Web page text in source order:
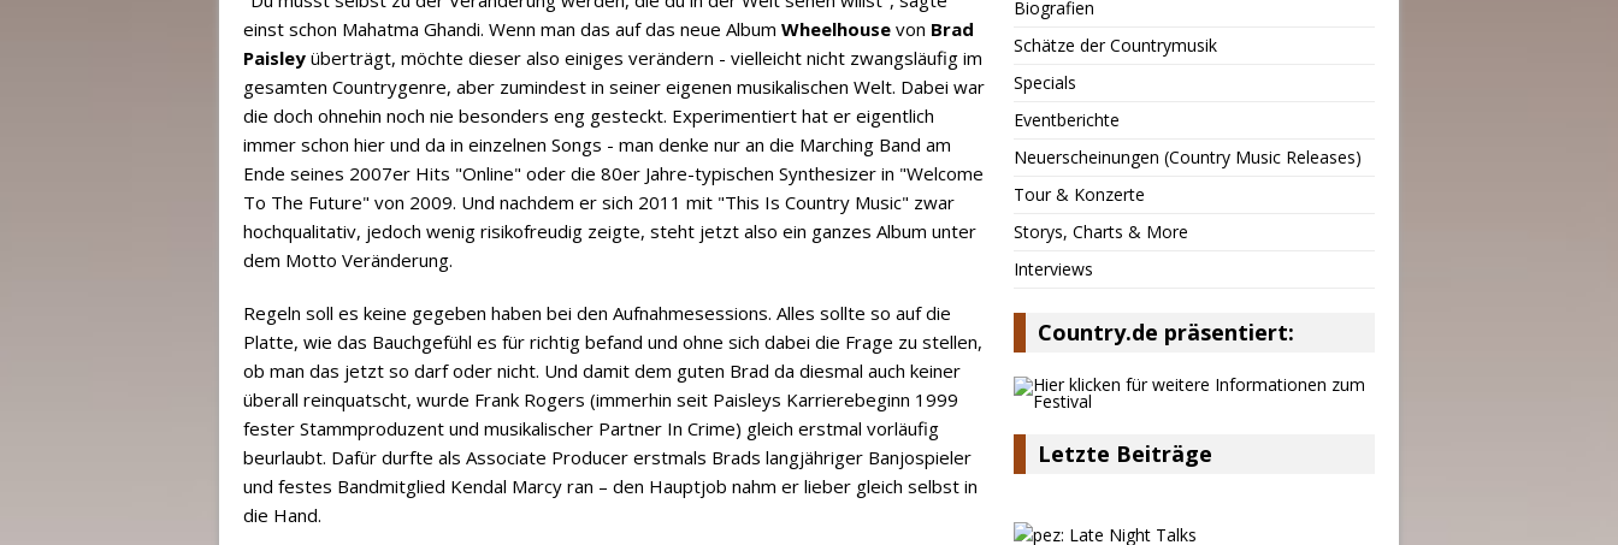
einst schon Mahatma Ghandi. Wenn man das auf das neue Album Wheelhouse von Brad
Paisley überträgt, möchte dieser also einiges verändern - vielleicht nicht zwangsläufig im
gesamten Countrygenre, aber zumindest in seiner eigenen musikalischen Welt. Dabei war
die doch ohnehin noch nie besonders eng gesteckt. Experimentiert hat er eigentlich
immer schon hier und da in einzelnen Songs - man denke nur an die Marching Band am
Ende seines 2007er Hits "Online" oder die 80er Jahre-typischen Synthesizer in "Welcome
To The Future" von 2009. Und nachdem er sich 2011 mit "This Is Country Music" zwar
hochqualitativ, jedoch wenig risikofreudig zeigte, steht jetzt also ein ganzes Album unter
dem Motto Veränderung.
Regeln soll es keine gegeben haben bei den Aufnahmesessions. Alles sollte so auf die
Platte, wie das Bauchgefühl es für richtig befand und ohne sich dabei die Frage zu stellen,
ob man das jetzt so darf oder nicht. Und damit dem guten Brad da diesmal auch keiner
überall reinquatscht, wurde Frank Rogers (immerhin seit Paisleys Karrierebeginn 1999
fester Stammproduzent und musikalischer Partner In Crime) gleich erstmal vorläufig
beurlaubt. Dafür durfte als Associate Producer erstmals Brads langjähriger Banjospieler
und festes Bandmitglied Kendal Marcy ran – den Hauptjob nahm er lieber gleich selbst in
die Hand.
Biografien
Schätze der Countrymusik
Specials
Eventberichte
Neuerscheinungen (Country Music Releases)
Tour & Konzerte
Storys, Charts & More
Interviews
Country.de präsentiert:
Letzte Beiträge